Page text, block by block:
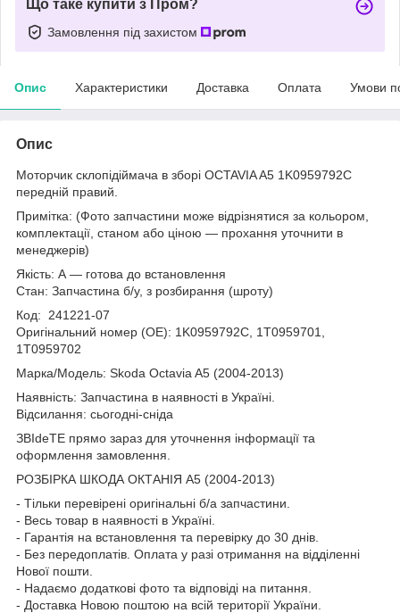
Що таке купити з Пром?
Замовлення під захистом
Опис Характеристики Доставка Оплата Умови
Опис
Моторчик склопідіймача в зборі OCTAVIA A5 1K0959792C
передній правий.
Примітка: (Фото запчастини може відрізнятися за кольором,
комплектації, станом або ціною — прохання уточнити в
менеджерів)
Якість: А — готова до встановлення
Стан: Запчастина б/у, з розбирання (шроту)
Код: 241221-07
Оригінальний номер (ОЕ): 1K0959792C, 1T0959701,
1T0959702
Марка/Модель: Skoda Octavia A5 (2004-2013)
Наявність: Запчастина в наявності в Україні.
Відсилання: сьогодні-сніда
ЗВІdeТЕ прямо зараз для уточнення інформації та
оформлення замовлення.
РОЗБІРКА ШКОДА ОКТАНІЯ A5 (2004-2013)
- Тільки перевірені оригінальні б/а запчастини.
- Весь товар в наявності в Україні.
- Гарантія на встановлення та перевірку до 30 днів.
- Без передоплатів. Оплата у разі отримання на відділенні
Нової пошти.
- Надаємо додаткові фото та відповіді на питання.
- Доставка Новою поштою на всій території України.